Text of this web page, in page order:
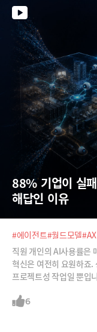
봅니다.
88% 기업이 실
해답인 이유
#에이전트#월드모델#AX
직원 개인의 AI사용률은
혁신은 여전히 요원하죠.
프로젝트성 작업일 뿐입
가 활동할 수 있는 '비즈
6